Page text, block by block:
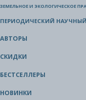
ЗЕМЕЛЬНОЕ И ЭКОЛОГИЧЕСКОЕ
ПЕРИОДИЧЕСКИЙ
АВТОРЫ
СКИДКИ
БЕСТСЕЛЛЕРЫ
НОВИНКИ